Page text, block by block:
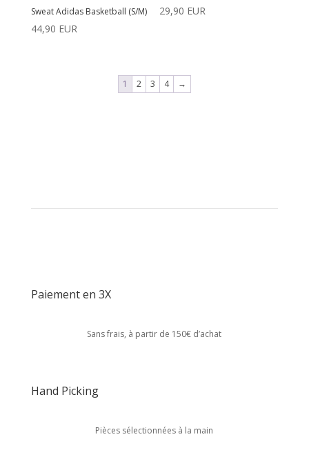
Sweat Adidas Basketball (S/M)
44,90 EUR
29,90 EUR
1 2 3 4 →
Paiement en 3X
Sans frais, à partir de 150€ d’achat
Hand Picking
Pièces sélectionnées à la main